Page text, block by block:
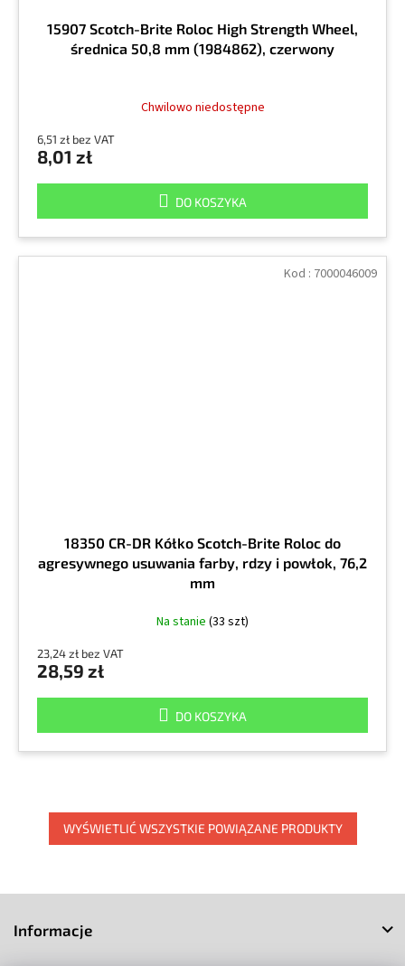
15907 Scotch-Brite Roloc High Strength Wheel,
średnica 50,8 mm (1984862), czerwony
Chwilowo niedostępne
6,51 zł bez VAT
8,01 zł
DO KOSZYKA
18350 CR-DR Kółko Scotch-Brite Roloc do
agresywnego usuwania farby, rdzy i powłok, 76,2
mm
Na stanie (33 szt)
23,24 zł bez VAT
28,59 zł
DO KOSZYKA
Kod : 7000046009
WYŚWIETLIĆ WSZYSTKIE POWIĄZANE PRODUKTY
Informacje